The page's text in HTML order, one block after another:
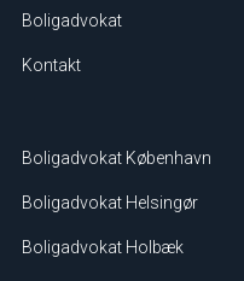
Boligadvokat
Kontakt
Boligadvokat København
Boligadvokat Helsingør
Boligadvokat Holbæk